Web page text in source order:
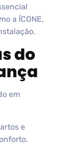
a ÍCONE,
do
em
e